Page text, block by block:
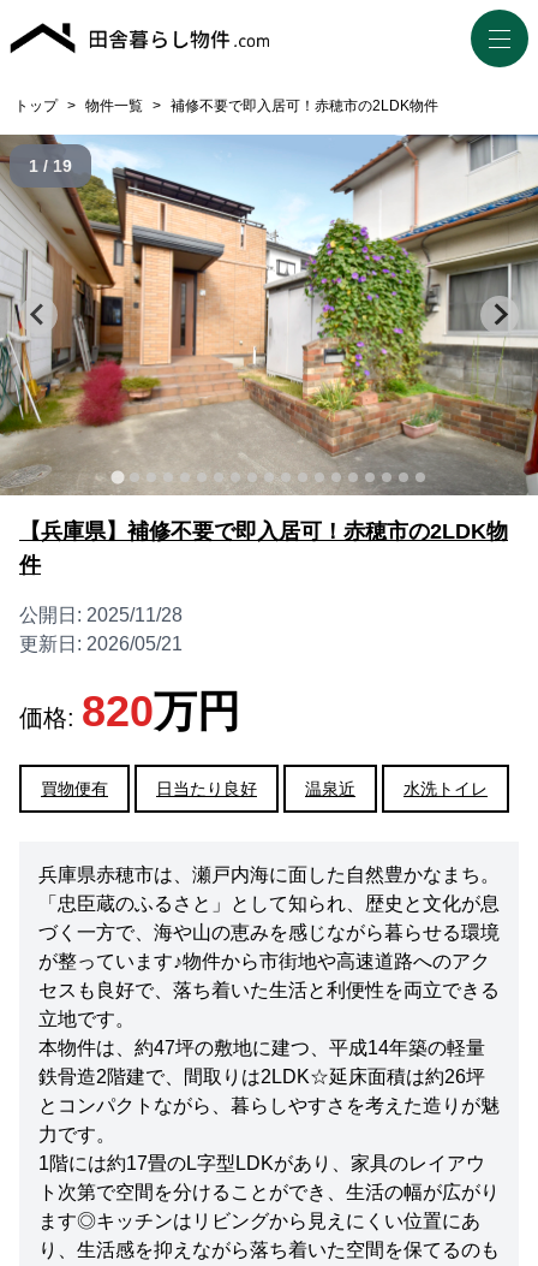
トップ > 物件一覧 > 補修不要で即入居可！赤穂市の2LDK物件
1 / 19
【兵庫県】補修不要で即入居可！赤穂市の2LDK物
件
公開日: 2025/11/28
更新日: 2026/05/21
価格: 820万円
買物便有 日当たり良好 温泉近 水洗トイレ
兵庫県赤穂市は、瀬戸内海に面した自然豊かなまち。
「忠臣蔵のふるさと」として知られ、歴史と文化が息
づく一方で、海や山の恵みを感じながら暮らせる環境
が整っています♪物件から市街地や高速道路へのアク
セスも良好で、落ち着いた生活と利便性を両立できる
立地です。
本物件は、約47坪の敷地に建つ、平成14年築の軽量
鉄骨造2階建で、間取りは2LDK☆延床面積は約26坪
とコンパクトながら、暮らしやすさを考えた造りが魅
力です。
1階には約17畳のL字型LDKがあり、家具のレイアウ
ト次第で空間を分けることができ、生活の幅が広がり
ます◎キッチンはリビングから見えにくい位置にあ
り、生活感を抑えながら落ち着いた空間を保てるのも